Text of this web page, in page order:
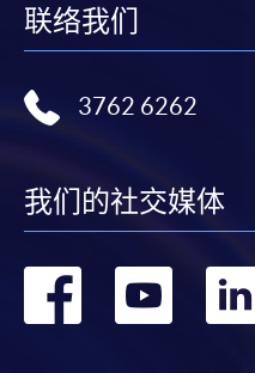
联络我们
3762 6262
我们的社交媒体
转 转